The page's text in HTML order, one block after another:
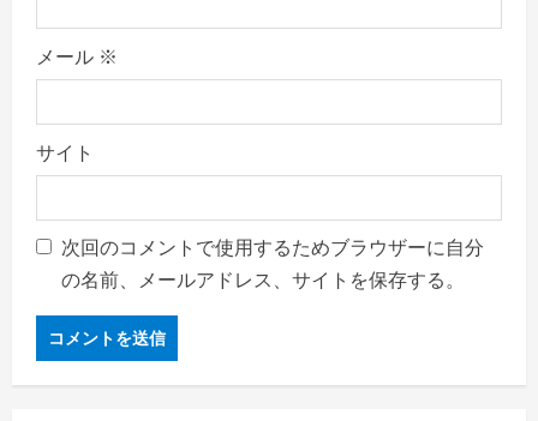
メール ※
サイト
次回のコメントで使用するためブラウザーに自分
の名前、メールアドレス、サイトを保存する。